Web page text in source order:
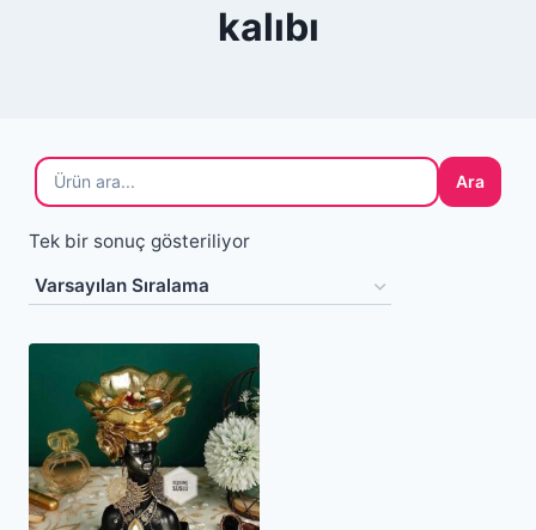
kalıbı
Ara
Tek bir sonuç gösteriliyor